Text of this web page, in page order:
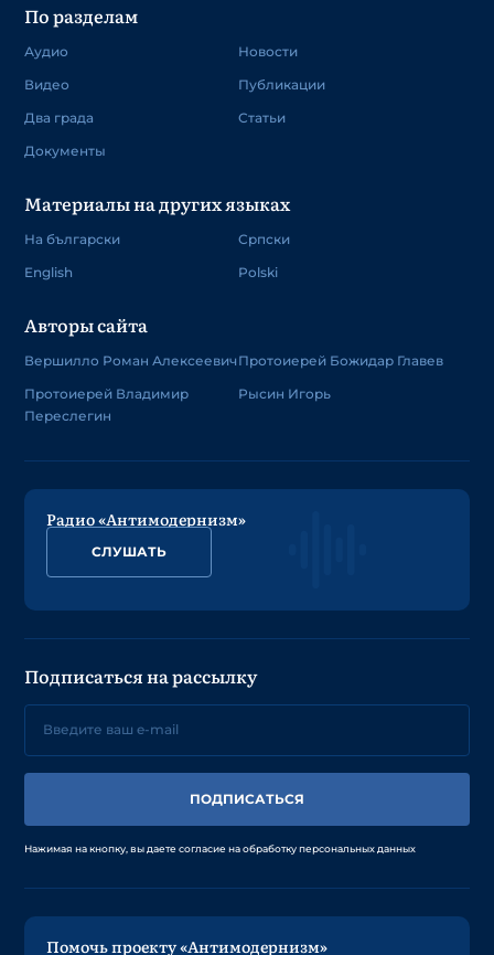
По разделам
Аудио
Видео
Два града
Документы
Новости
Публикации
Статьи
Материалы на других языках
На български
English
Српски
Polski
Авторы сайта
Вершилло Роман Алексеевич
Протоиерей Владимир
Переслегин
Протоиерей Божидар Главев
Рысин Игорь
Радио «Антимодернизм»
СЛУШАТЬ
Подписаться на рассылку
ПОДПИСАТЬСЯ
Нажимая на кнопку, вы даете согласие на обработку персональных данных
Помочь проекту «Антимодернизм»